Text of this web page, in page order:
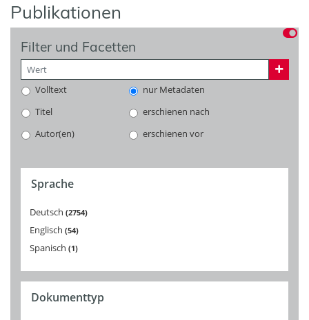
Publikationen
Filter und Facetten
Volltext
nur Metadaten
Titel
erschienen nach
Autor(en)
erschienen vor
Sprache
Deutsch 2754
Englisch 54
Spanisch 1
Dokumenttyp